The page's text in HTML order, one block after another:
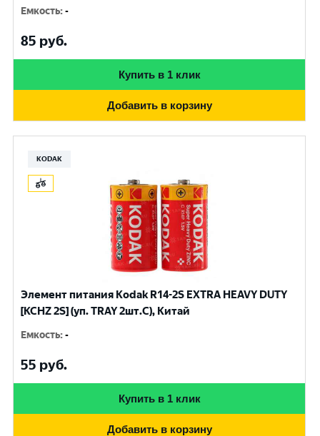
Емкость:-
85 руб.
Купить в 1 клик
Добавить в корзину
KODAK
Элемент питания Kodak R14-2S EXTRA HEAVY DUTY
[KCHZ 2S] (уп. TRAY 2шт.C), Китай
Емкость:-
55 руб.
Купить в 1 клик
Добавить в корзину